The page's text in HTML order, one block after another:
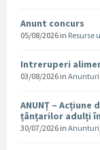
Anunt concurs
05/08/2026 in Resurse
Intreruperi
03/08/2026 in Anunturi
ANUNȚ –
țânțarilor adulți
30/07/2026 in Anunturi,